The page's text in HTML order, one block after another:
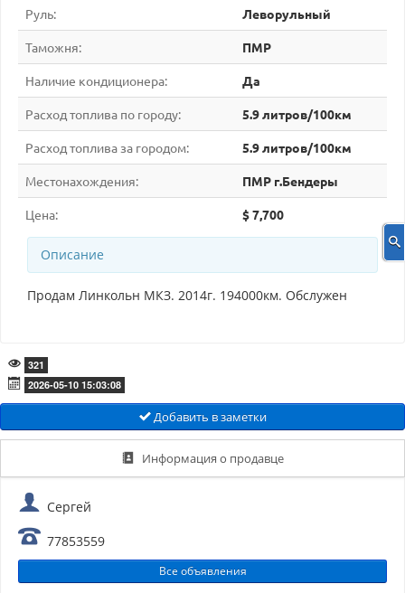
Руль: Леворульный
Таможня: ПМР
Наличие кондиционера: Да
Расход топлива по городу: 5.9 литров/100км
Расход топлива за городом: 5.9 литров/100км
Местонахождения: ПМР г.Бендеры
Цена: $ 7,700
Описание
Продам Линкольн МКЗ. 2014г. 194000км. Обслужен
321
2026-05-10 15:03:08
Добавить в заметки
Информация о продавце
Сергей
77853559
Все объявления